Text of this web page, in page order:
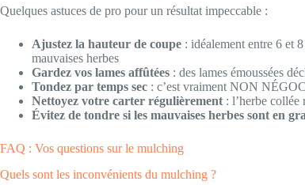
Quelques astuces de pro pour un résultat impeccable :
Ajustez la hauteur de coupe : idéalement entre 6 et
mauvaises herbes
Gardez vos lames affûtées : des lames émoussées
Tondez par temps sec : c’est vraiment NON
Nettoyez votre carter régulièrement : l’herbe
Évitez de tondre si les mauvaises herbes sont en
FAQ : Vos questions sur le mulching
Quels sont les inconvénients du mulching ?